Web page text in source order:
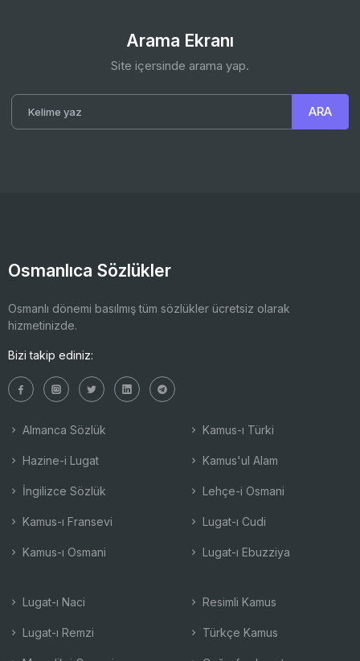
Arama Ekranı
Site içersinde arama yap.
Osmanlıca Sözlükler
Osmanlı dönemi basılmış tüm sözlükler ücretsiz olarak
hizmetinizde.
Bizi takip ediniz:
Almanca Sözlük
Hazine-i Lugat
İngilizce Sözlük
Kamus-ı Fransevi
Kamus-ı Osmani
Kamus-ı Türki
Kamus'ul Alam
Lehçe-i Osmani
Lugat-ı Cudi
Lugat-ı Ebuzziya
Lugat-ı Naci
Lugat-ı Remzi
Resimli Kamus
Türkçe Kamus